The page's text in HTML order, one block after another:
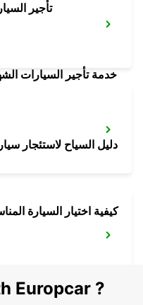
تأجير
خدمة تأجير السيارات
دليل السياح لاستئجار
كيفية اختيار السيارة
Europcar ?